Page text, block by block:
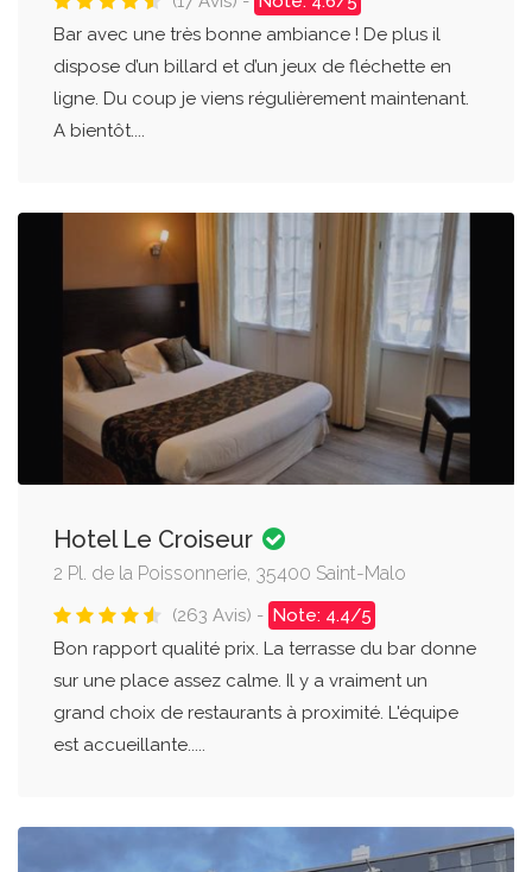
Bar avec une très bonne ambiance ! De plus il
dispose d’un billard et d’un jeux de fléchette en
ligne. Du coup je viens régulièrement maintenant.
A bientôt....
Hotel Le Croiseur
2 Pl. de la Poissonnerie, 35400 Saint-Malo
(263 Avis) - Note: 4.4/5
Bon rapport qualité prix. La terrasse du bar donne
sur une place assez calme. Il y a vraiment un
grand choix de restaurants à proximité. L'équipe
est accueillante.....